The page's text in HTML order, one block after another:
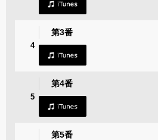
4
第3番
5
第4番
第5番